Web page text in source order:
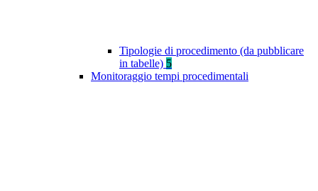
Tipologie di procedimento (da pubblicare
in tabelle) 5
Monitoraggio tempi procedimentali